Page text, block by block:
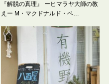
『解脱の真理』 ーヒマラヤ大師の教
えー M・マクドナルド・ベ…